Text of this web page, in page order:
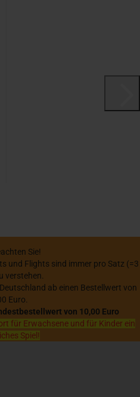
Sie!
und Flights sind immer pro Satz (=3
verstehen.
ab einen Bestellwert von
Euro.
von 10,00 Euro
für Erwachsene und für Kinder ein
Spiel!